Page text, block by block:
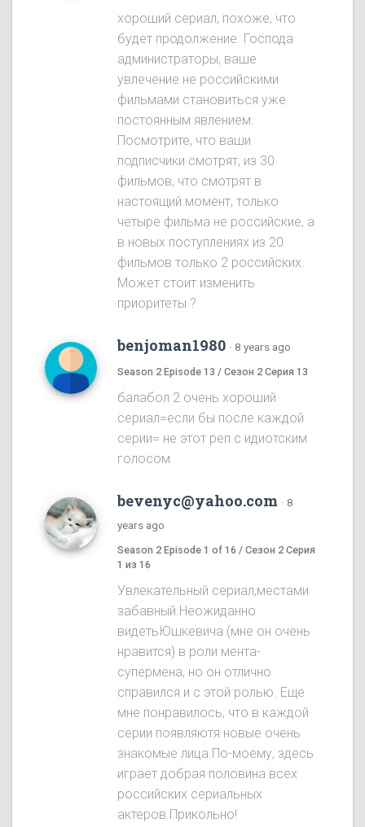
хороший сериал, похоже, что
будет продолжение. Господа
администраторы, ваше
увлечение не российскими
фильмами становиться уже
постоянным явлением.
Посмотрите, что ваши
подписчики смотрят, из 30
фильмов, что смотрят в
настоящий момент, только
четыре фильма не российские, а
в новых поступлениях из 20
фильмов только 2 российских.
Может стоит изменить
приоритеты ?
benjoman1980 · 8 years ago
Season 2 Episode 13 / Сезон 2 Серия 13
балабол 2 очень хороший
сериал=если бы после каждой
серии= не этот реп с идиотским
голосом
bevenyc@yahoo.com · 8
years ago
Season 2 Episode 1 of 16 / Сезон 2 Серия
1 из 16
Увлекательный сериал,местами
забавный.Неожиданно
видетьЮшкевича (мне он очень
нравится) в роли мента-
супермена, но он отлично
справился и с этой ролью. Еще
мне понравилось, что в каждой
серии появляютя новые очень
знакомые лица.По-моему, здесь
играет добрая половина всех
российских сериальных
актеров.Прикольно!